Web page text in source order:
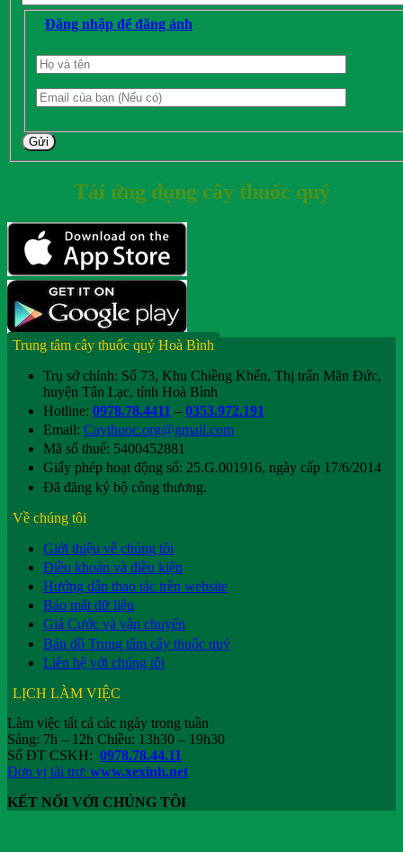
Đăng nhập để đăng ảnh
Gửi
Tải ứng dụng cây thuốc quý
Trung tâm cây thuốc quý Hoà Bình
Trụ sở chính: Số 73, Khu Chiềng Khến, Thị trấn Mãn Đức,
huyện Tân Lạc, tỉnh Hoà Bình
Hotline: 0978.78.4411 – 0353.972.191
Email: Caythuoc.org@gmail.com
Mã số thuế: 5400452881
Giấy phép hoạt động số: 25.G.001916, ngày cấp 17/6/2014
Đã đăng ký bộ công thương.
Về chúng tôi
Giới thiệu về chúng tôi
Điều khoản và điều kiện
Hướng dẫn thao tác trên website
Bảo mật dữ liệu
Giá Cước và vận chuyển
Bản đồ Trung tâm cây thuốc quý
Liên hệ với chúng tôi
LỊCH LÀM VIỆC
Làm việc tất cả các ngày trong tuần
Sáng: 7h – 12h Chiều: 13h30 – 19h30
Số ĐT CSKH: 0978.78.44.11
Đơn vị tài trợ: www.xexinh.net
KẾT NỐI VỚI CHÚNG TÔI